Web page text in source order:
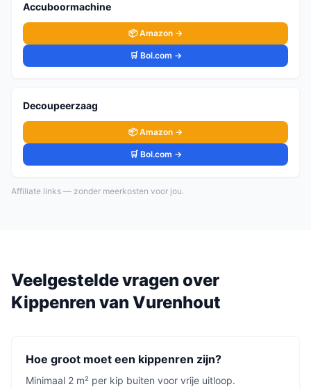
Accuboormachine
📦 Amazon →
🛒 Bol.com →
Decoupeerzaag
📦 Amazon →
🛒 Bol.com →
Affiliate links — zonder meerkosten voor jou.
Veelgestelde vragen over
Kippenren van Vurenhout
Hoe groot moet een kippenren zijn?
Minimaal 2 m² per kip buiten voor vrije uitloop.